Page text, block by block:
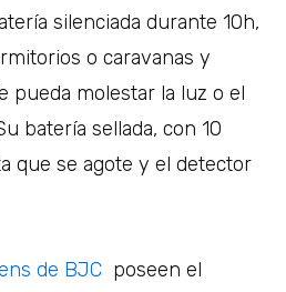
silenciada durante 10h,
o caravanas y
pueda molestar la luz o el
batería sellada, con 10
que se agote y el detector
de BJC poseen el